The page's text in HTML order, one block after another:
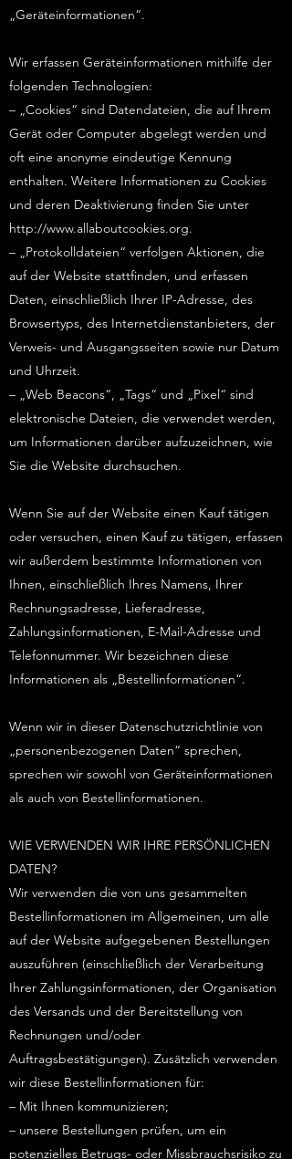
„Geräteinformationen“.
Wir erfassen Geräteinformationen mithilfe der
folgenden Technologien:
– „Cookies“ sind Datendateien, die auf Ihrem
Gerät oder Computer abgelegt werden und
oft eine anonyme eindeutige Kennung
enthalten. Weitere Informationen zu Cookies
und deren Deaktivierung finden Sie unter
http://www.allaboutcookies.org.
– „Protokolldateien“ verfolgen Aktionen, die
auf der Website stattfinden, und erfassen
Daten, einschließlich Ihrer IP-Adresse, des
Browsertyps, des Internetdienstanbieters, der
Verweis- und Ausgangsseiten sowie nur Datum
und Uhrzeit.
– „Web Beacons“, „Tags“ und „Pixel“ sind
elektronische Dateien, die verwendet werden,
um Informationen darüber aufzuzeichnen, wie
Sie die Website durchsuchen.
Wenn Sie auf der Website einen Kauf tätigen
oder versuchen, einen Kauf zu tätigen, erfassen
wir außerdem bestimmte Informationen von
Ihnen, einschließlich Ihres Namens, Ihrer
Rechnungsadresse, Lieferadresse,
Zahlungsinformationen, E-Mail-Adresse und
Telefonnummer. Wir bezeichnen diese
Informationen als „Bestellinformationen“.
Wenn wir in dieser Datenschutzrichtlinie von
„personenbezogenen Daten“ sprechen,
sprechen wir sowohl von Geräteinformationen
als auch von Bestellinformationen.
WIE VERWENDEN WIR IHRE PERSÖNLICHEN
DATEN?
Wir verwenden die von uns gesammelten
Bestellinformationen im Allgemeinen, um alle
auf der Website aufgegebenen Bestellungen
auszuführen (einschließlich der Verarbeitung
Ihrer Zahlungsinformationen, der Organisation
des Versands und der Bereitstellung von
Rechnungen und/oder
Auftragsbestätigungen). Zusätzlich verwenden
wir diese Bestellinformationen für:
– Mit Ihnen kommunizieren;
– unsere Bestellungen prüfen, um ein
potenzielles Betrugs- oder Missbrauchsrisiko zu